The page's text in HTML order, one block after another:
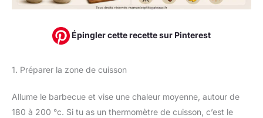
Épingler cette recette sur Pinterest
1. Préparer la zone de cuisson
Allume le barbecue et vise une chaleur moyenne, autour de
180 à 200 °c. Si tu as un thermomètre de cuisson, c’est le